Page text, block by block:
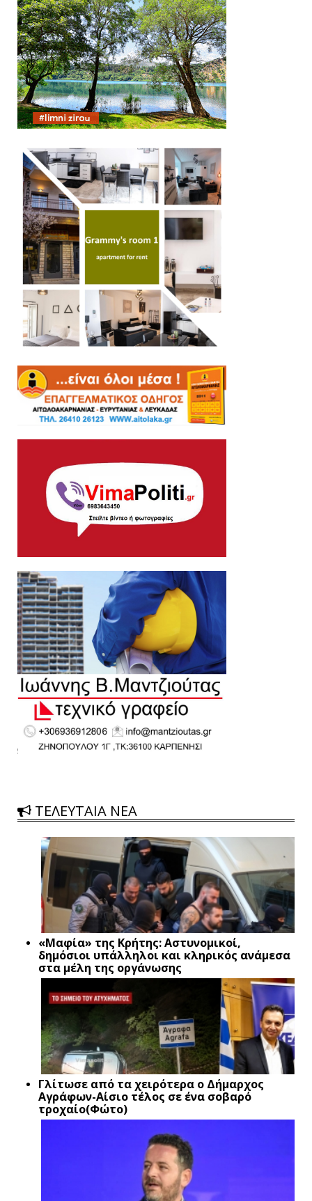
ΤΕΛΕΥΤΑΙΑ ΝΕΑ
«Μαφία» της Κρήτης: Αστυνομικοί,
δημόσιοι υπάλληλοι και κληρικός ανάμεσα
στα μέλη της οργάνωσης
Γλίτωσε από τα χειρότερα ο Δήμαρχος
Αγράφων-Αίσιο τέλος σε ένα σοβαρό
τροχαίο(Φώτο)